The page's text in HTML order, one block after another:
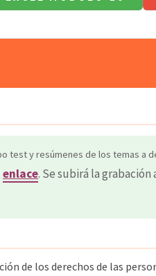
test y resúmenes de los temas a
enlace. Se subirá la grabación
de los derechos de las